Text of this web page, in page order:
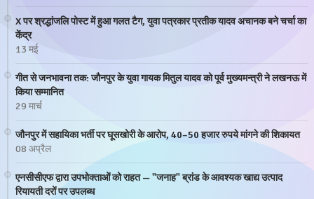
X पर श्रद्धांजलि पोस्ट में हुआ गलत टैग, युवा पत्रकार प्रतीक यादव अचानक बने चर्चा का
केंद्र
13 मई
गीत से जनभावना तक: जौनपुर के युवा गायक मितुल यादव को पूर्व मुख्यमन्त्री ने लखनऊ में
किया सम्मानित
29 मार्च
जौनपुर में सहायिका भर्ती पर घूसखोरी के आरोप, 40–50 हजार रुपये मांगने की शिकायत
08 अप्रैल
एनसीसीएफ द्वारा उपभोक्ताओं को राहत — "जनाह" ब्रांड के आवश्यक खाद्य उत्पाद
रियायती दरों पर उपलब्ध